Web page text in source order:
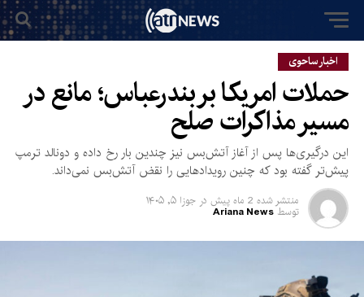
اخبار ساحوی
حملات امریکا بر بندرعباس؛ مانع در
مسیر مذاکرات صلح
این درگیری‌ها پس از آغاز آتش‌بس نیز چندین بار رخ داده و دونالد ترمپ
پیش‌تر گفته بود که چنین رویدادهایی را نقض آتش‌بس نمی‌داند.
منتشر شده 2 ماه پیش در جوزا ۵, ۱۴۰۵
توسط Ariana News